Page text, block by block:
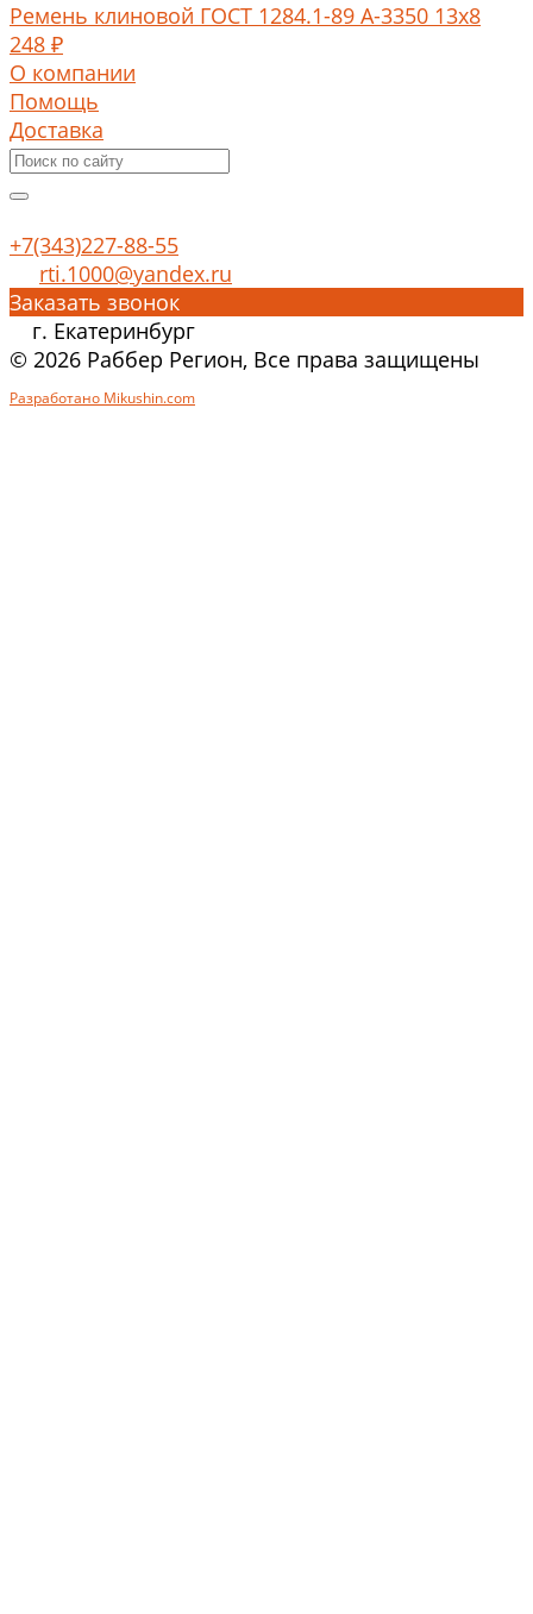
Ремень клиновой ГОСТ 1284.1-89 А-3350 13x8
248 ₽
О компании
Помощь
Доставка
+7(343)227-88-55
rti.1000@yandex.ru
Заказать звонок
г. Екатеринбург
© 2026 Раббер Регион, Все права защищены
Разработано Mikushin.com